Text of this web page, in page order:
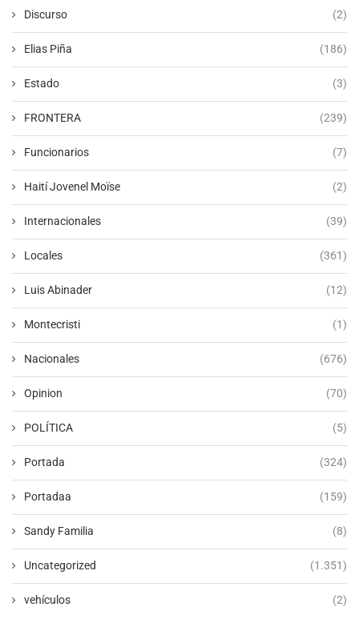
Discurso (2)
Elias Piña (186)
Estado (3)
FRONTERA (239)
Funcionarios (7)
Haití Jovenel Moïse (2)
Internacionales (39)
Locales (361)
Luis Abinader (12)
Montecristi (1)
Nacionales (676)
Opinion (70)
POLÍTICA (5)
Portada (324)
Portadaa (159)
Sandy Familia (8)
Uncategorized (1.351)
vehículos (2)